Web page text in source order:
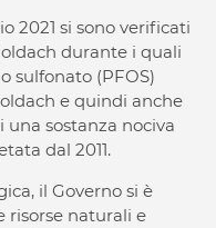
2021 si sono verificati
durante i quali
sulfonato (PFOS)
e quindi anche
una sostanza nociva
dal 2011.
il Governo si è
risorse naturali e